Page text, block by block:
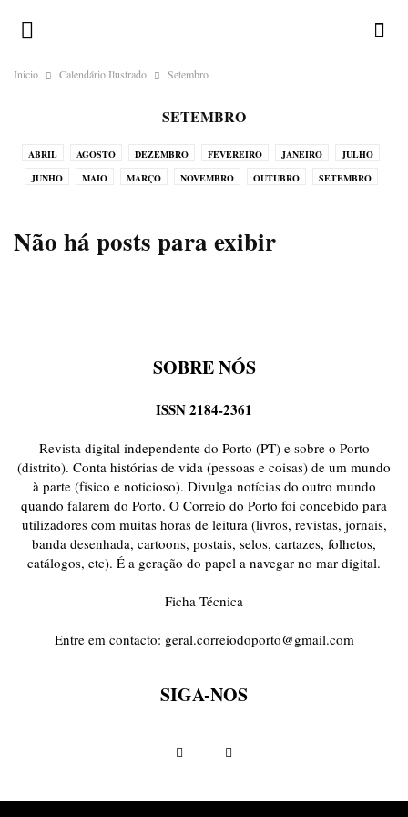
Inicio Calendário Ilustrado Setembro
SETEMBRO
ABRIL AGOSTO DEZEMBRO FEVEREIRO JANEIRO
JULHO
JUNHO
MAIO MARÇO NOVEMBRO OUTUBRO SETEMBRO
Não há posts para exibir
SOBRE NÓS
ISSN 2184-2361
Revista digital independente do Porto (PT) e sobre o Porto
(distrito). Conta histórias de vida (pessoas e coisas) de um mundo
à parte (físico e noticioso). Divulga notícias do outro mundo
quando falarem do Porto. O Correio do Porto foi concebido para
utilizadores com muitas horas de leitura (livros, revistas, jornais,
banda desenhada, cartoons, postais, selos, cartazes, folhetos,
catálogos, etc). É a geração do papel a navegar no mar digital.
Ficha Técnica
Entre em contacto: geral.correiodoporto@gmail.com
SIGA-NOS